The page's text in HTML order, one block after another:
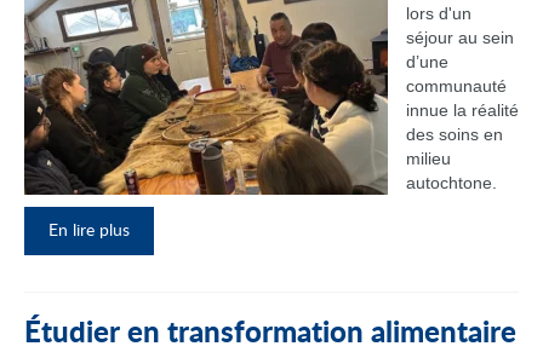
lors d'un
séjour au sein
d’une
communauté
innue la réalité
des soins en
milieu
autochtone.
En lire plus
Étudier en transformation alimentaire